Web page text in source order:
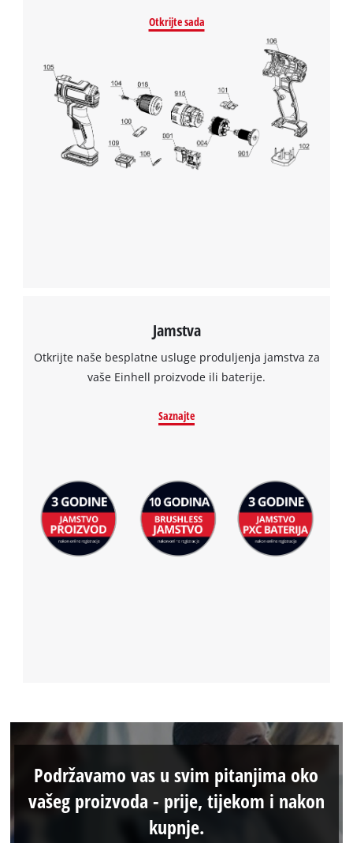
Otkrijte sada
Jamstva
Otkrijte naše besplatne usluge produljenja jamstva za
vaše Einhell proizvode ili baterije.
Saznajte
Podržavamo vas u svim pitanjima oko
vašeg proizvoda - prije, tijekom i nakon
kupnje.